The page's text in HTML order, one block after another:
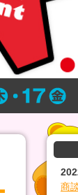
商